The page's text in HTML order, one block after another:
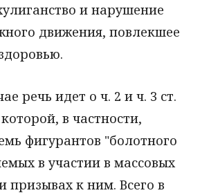
и нарушение
движения, повлекшее
речь идет о ч. 2 и ч. 3 ст.
в частности,
фигурантов "болотного
в участии в массовых
призывах к ним. Всего в